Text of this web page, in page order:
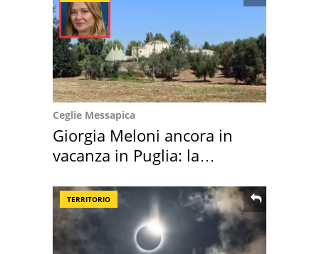
Ceglie Messapica
Giorgia Meloni ancora in
vacanza in Puglia: la
TERRITORIO